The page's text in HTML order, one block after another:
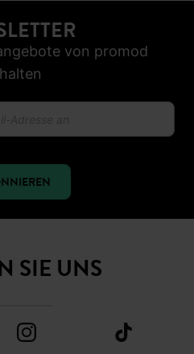
von promod
SIE UNS